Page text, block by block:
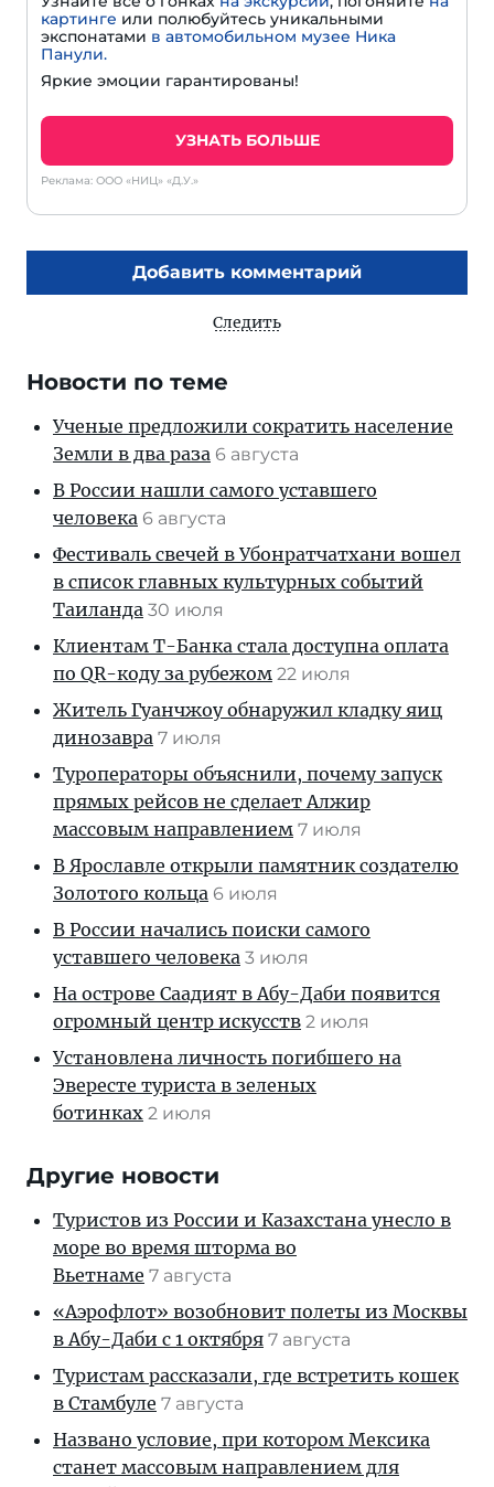
картинге или полюбуйтесь уникальными
экспонатами в автомобильном музее Ника
Панули.
Яркие эмоции гарантированы!
УЗНАТЬ БОЛЬШЕ
Реклама: ООО «НИЦ» «Д.У.»
Добавить комментарий
Следить
Новости по теме
Ученые предложили сократить население
Земли в два раза 6 августа
В России нашли самого уставшего
человека 6 августа
Фестиваль свечей в Убонратчатхани вошел
в список главных культурных событий
Таиланда 30 июля
Клиентам T-Банка стала доступна оплата
по QR-коду за рубежом 22 июля
Житель Гуанчжоу обнаружил кладку яиц
динозавра 7 июля
Туроператоры объяснили, почему запуск
прямых рейсов не сделает Алжир
массовым направлением 7 июля
В Ярославле открыли памятник создателю
Золотого кольца 6 июля
В России начались поиски самого
уставшего человека 3 июля
На острове Саадият в Абу-Даби появится
огромный центр искусств 2 июля
Установлена личность погибшего на
Эвересте туриста в зеленых
ботинках 2 июля
Другие новости
Туристов из России и Казахстана унесло в
море во время шторма во
Вьетнаме 7 августа
«Аэрофлот» возобновит полеты из Москвы
в Абу-Даби с 1 октября 7 августа
Туристам рассказали, где встретить кошек
в Стамбуле 7 августа
Названо условие, при котором Мексика
станет массовым направлением для